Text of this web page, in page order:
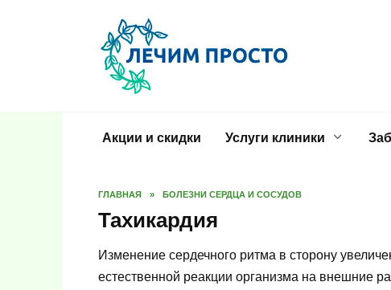
Акции и скидки Услуги клиники
ГЛАВНАЯ » БОЛЕЗНИ СЕРДЦА И СОСУДОВ
Тахикардия
Изменение сердечного ритма в сторону
естественной реакции организма на внешние